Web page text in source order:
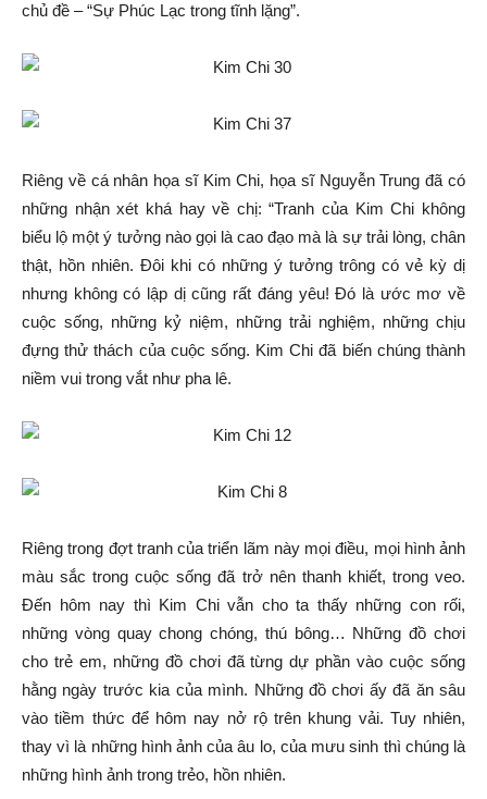
chủ đề – “Sự Phúc Lạc trong tĩnh lặng”.
Riêng về cá nhân họa sĩ Kim Chi, họa sĩ Nguyễn Trung đã có
những nhận xét khá hay về chị: “Tranh của Kim Chi không
biểu lộ một ý tưởng nào gọi là cao đạo mà là sự trải lòng, chân
thật, hồn nhiên. Đôi khi có những ý tưởng trông có vẻ kỳ dị
nhưng không có lập dị cũng rất đáng yêu! Đó là ước mơ về
cuộc sống, những kỷ niệm, những trải nghiệm, những chịu
đựng thử thách của cuộc sống. Kim Chi đã biến chúng thành
niềm vui trong vắt như pha lê.
Riêng trong đợt tranh của triển lãm này mọi điều, mọi hình ảnh
màu sắc trong cuộc sống đã trở nên thanh khiết, trong veo.
Đến hôm nay thì Kim Chi vẫn cho ta thấy những con rối,
những vòng quay chong chóng, thú bông… Những đồ chơi
cho trẻ em, những đồ chơi đã từng dự phần vào cuộc sống
hằng ngày trước kia của mình. Những đồ chơi ấy đã ăn sâu
vào tiềm thức để hôm nay nở rộ trên khung vải. Tuy nhiên,
thay vì là những hình ảnh của âu lo, của mưu sinh thì chúng là
những hình ảnh trong trẻo, hồn nhiên.